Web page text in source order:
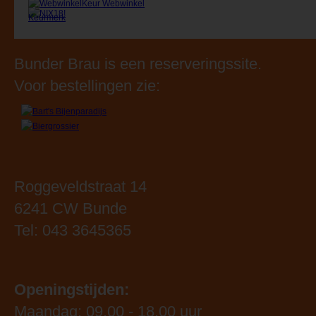
Bunder Brau is een reserveringssite.
Voor bestellingen zie:
Roggeveldstraat 14
6241 CW Bunde
Tel: 043 3645365
Openingstijden:
Maandag: 09.00 - 18.00 uur